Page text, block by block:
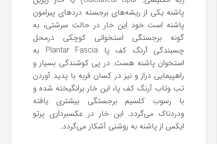
پاشنه یکی از ریشه‌های برجسته دردهای پیرامون
پاشنه است خود این خار در حالت سرشتی، به
گونه برجستگی استخوانی کوچکی درمحل
چسبندگی آرنگ کف پا Plantar Fascia به
استخوان پاشنه هست. در پی کوشندگی بسیار و
راهپیمایی دراز و نیز در کسان فربه با پدید آوردن
تب وتاب آرنگ کف پا، این خار برانگیخته شده و
با رسوب کلسیم برجستگی بیشتری یافته
ودردناک می‌گردد. این خار در عکسبرداری پرتو
ایکس از پاشنه به روشنی آشکار می‌گردد.